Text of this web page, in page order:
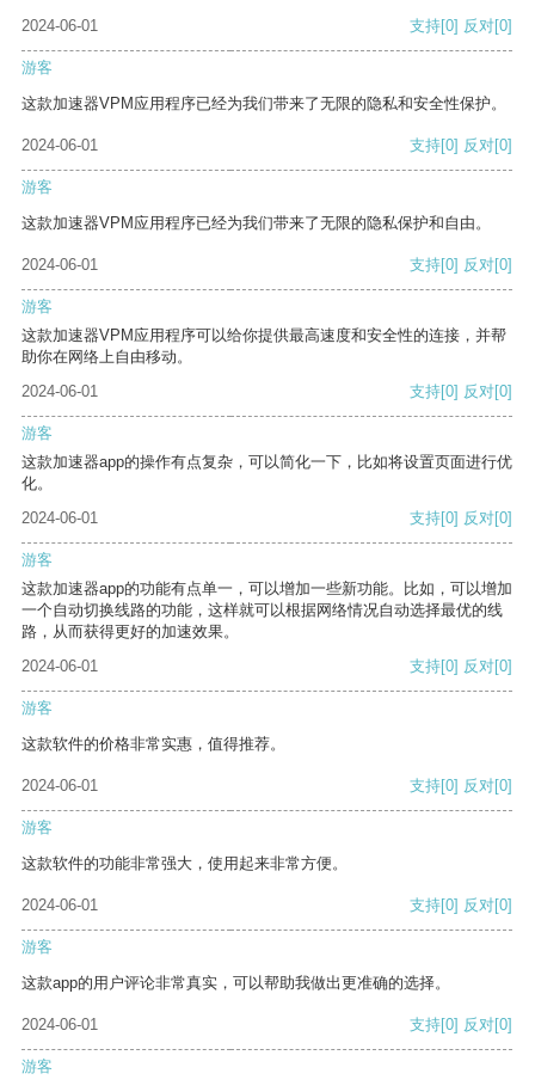
2024-06-01 支持[0] 反对[0]
游客
这款加速器VPM应用程序已经为我们带来了无限的隐私和安全性保护。
2024-06-01 支持[0] 反对[0]
游客
这款加速器VPM应用程序已经为我们带来了无限的隐私保护和自由。
2024-06-01 支持[0] 反对[0]
游客
这款加速器VPM应用程序可以给你提供最高速度和安全性的连接，并帮
助你在网络上自由移动。
2024-06-01
支持[0] 反对[0]
游客
这款加速器app的操作有点复杂，可以简化一下，比如将设置页面进行优
化。
2024-06-01
支持[0] 反对[0]
游客
这款加速器app的功能有点单一，可以增加一些新功能。比如，可以增加
一个自动切换线路的功能，这样就可以根据网络情况自动选择最优的线
路，从而获得更好的加速效果。
2024-06-01
支持[0] 反对[0]
游客
这款软件的价格非常实惠，值得推荐。
2024-06-01 支持[0] 反对[0]
游客
这款软件的功能非常强大，使用起来非常方便。
2024-06-01 支持[0] 反对[0]
游客
这款app的用户评论非常真实，可以帮助我做出更准确的选择。
2024-06-01 支持[0] 反对[0]
游客